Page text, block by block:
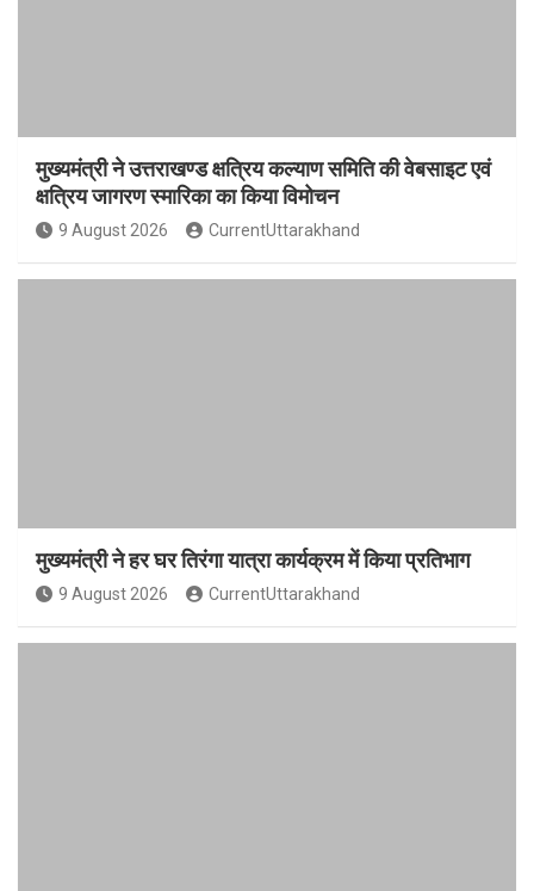
मुख्यमंत्री ने उत्तराखण्ड क्षत्रिय कल्याण समिति की वेबसाइट एवं
क्षत्रिय जागरण स्मारिका का किया विमोचन
9 August 2026 CurrentUttarakhand
मुख्यमंत्री ने हर घर तिरंगा यात्रा कार्यक्रम में किया प्रतिभाग
9 August 2026 CurrentUttarakhand